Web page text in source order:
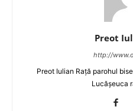
Preot
http://
Preot Iulian Rață parohul
Lucășeuca